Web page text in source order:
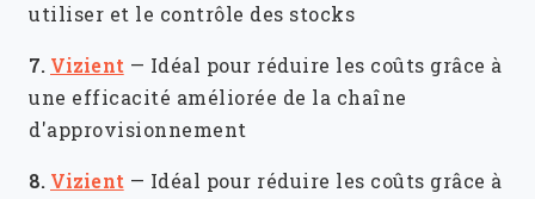
utiliser et le contrôle des stocks
7. Vizient — Idéal pour réduire les coûts grâce à
une efficacité améliorée de la chaîne
d'approvisionnement
8. Vizient — Idéal pour réduire les coûts grâce à